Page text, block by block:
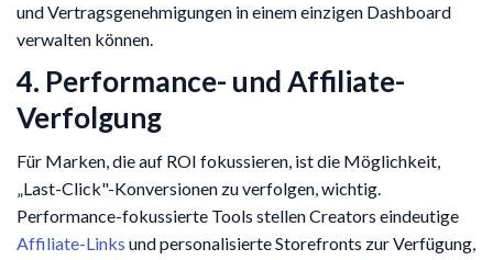
und Vertragsgenehmigungen in einem einzigen Dashboard
verwalten können.
4. Performance- und Affiliate-
Verfolgung
Für Marken, die auf ROI fokussieren, ist die Möglichkeit,
„Last-Click"-Konversionen zu verfolgen, wichtig.
Performance-fokussierte Tools stellen Creators eindeutige
Affiliate-Links und personalisierte Storefronts zur Verfügung,